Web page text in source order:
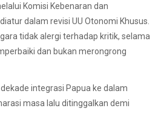
Komisi Kebenaran dan
dalam revisi UU Otonomi Khusus.
tidak alergi terhadap kritik, selama
dan bukan merongrong
integrasi Papua ke dalam
masa lalu ditinggalkan demi